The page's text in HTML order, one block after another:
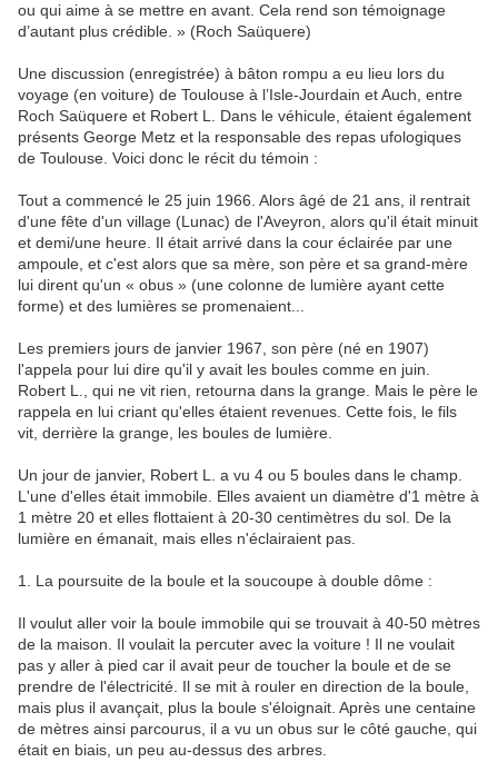
ou qui aime à se mettre en avant. Cela rend son témoignage
d’autant plus crédible. » (Roch Saüquere)
Une discussion (enregistrée) à bâton rompu a eu lieu lors du
voyage (en voiture) de Toulouse à l’Isle-Jourdain et Auch, entre
Roch Saüquere et Robert L. Dans le véhicule, étaient également
présents George Metz et la responsable des repas ufologiques
de Toulouse. Voici donc le récit du témoin :
Tout a commencé le 25 juin 1966. Alors âgé de 21 ans, il rentrait
d'une fête d'un village (Lunac) de l'Aveyron, alors qu'il était minuit
et demi/une heure. Il était arrivé dans la cour éclairée par une
ampoule, et c'est alors que sa mère, son père et sa grand-mère
lui dirent qu'un « obus » (une colonne de lumière ayant cette
forme) et des lumières se promenaient...
Les premiers jours de janvier 1967, son père (né en 1907)
l'appela pour lui dire qu'il y avait les boules comme en juin.
Robert L., qui ne vit rien, retourna dans la grange. Mais le père le
rappela en lui criant qu'elles étaient revenues. Cette fois, le fils
vit, derrière la grange, les boules de lumière.
Un jour de janvier, Robert L. a vu 4 ou 5 boules dans le champ.
L'une d'elles était immobile. Elles avaient un diamètre d'1 mètre à
1 mètre 20 et elles flottaient à 20-30 centimètres du sol. De la
lumière en émanait, mais elles n'éclairaient pas.
1. La poursuite de la boule et la soucoupe à double dôme :
Il voulut aller voir la boule immobile qui se trouvait à 40-50 mètres
de la maison. Il voulait la percuter avec la voiture ! Il ne voulait
pas y aller à pied car il avait peur de toucher la boule et de se
prendre de l'électricité. Il se mit à rouler en direction de la boule,
mais plus il avançait, plus la boule s'éloignait. Après une centaine
de mètres ainsi parcourus, il a vu un obus sur le côté gauche, qui
était en biais, un peu au-dessus des arbres.